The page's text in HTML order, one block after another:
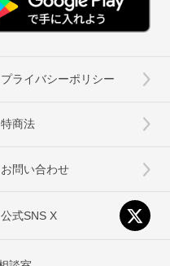
プライバシーポリシー
特商法
お問い合わせ
公式SNS X